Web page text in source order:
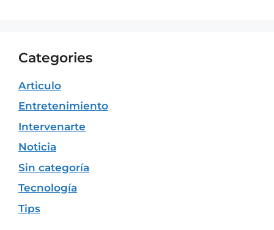
Categories
Articulo
Entretenimiento
Intervenarte
Noticia
Sin categoría
Tecnología
Tips